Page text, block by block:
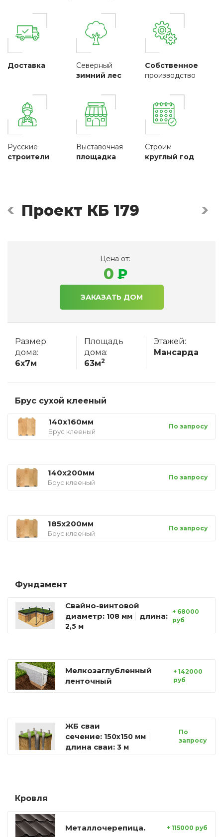
Доставка
Северный
зимний лес
Собственное
производство
Русские
строители
Выставочная
площадка
Строим
круглый год
Проект КБ 179
Цена от:
0
ЗАКАЗАТЬ ДОМ
Размер
дома:
6x7м
Площадь
дома:
63м2
Этажей:
Мансарда
Брус сухой клееный
140х160мм
Брус клееный
По запросу
140х200мм
Брус клееный
По запросу
185х200мм
Брус клееный
По запросу
Фундамент
Свайно-винтовой
диаметр: 108 мм длина:
2,5 м
+ 68000
руб
Мелкозаглубленный
ленточный
+ 142000
руб
ЖБ сваи
сечение: 150х150 мм
длина сваи: 3 м
По
запросу
Кровля
Металлочерепица. + 115000 руб